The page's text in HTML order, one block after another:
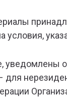
условия,
для